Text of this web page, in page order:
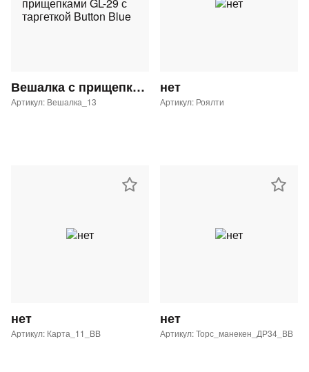
Вешалка с прищепками GL-29 с таргеткой Button Blue
Артикул: Вешалка_13
нет
Артикул: Роялти
нет
Артикул: Карта_11_BB
нет
Артикул: Торс_манекен_ДР34_ВВ